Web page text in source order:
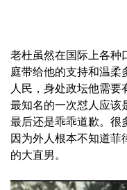
老杜虽然在国际上各种
庭带给他的支持和温柔
人民，身处政坛他需要
最知名的一次怼人应该
最后还是乖乖道歉。很
因为外人根本不知道菲
的大直男。